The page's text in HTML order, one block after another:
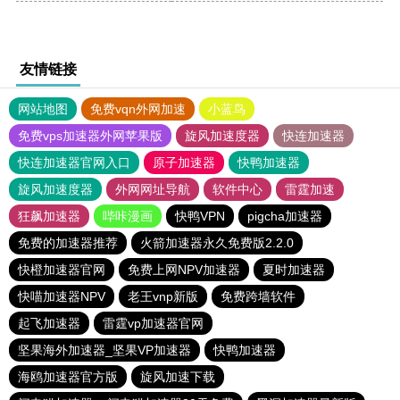
友情链接
网站地图 免费vqn外网加速
小蓝鸟
免费vps加速器外网苹果版
旋风加速度器
快连加速器
快连加速器官网入口
原子加速器
快鸭加速器
旋风加速度器
外网网址导航 软件中心
雷霆加速
狂飙加速器
哔咔漫画 快鸭VPN
pigcha加速器
免费的加速器推荐
火箭加速器永久免费版2.2.0
快橙加速器官网
免费上网NPV加速器
夏时加速器
快喵加速器NPV
老王vnp新版
免费跨墙软件
起飞加速器
雷霆vp加速器官网
坚果海外加速器_坚果VP加速器
快鸭加速器
海鸥加速器官方版
旋风加速下载